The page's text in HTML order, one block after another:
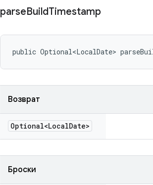
parseBuildTimestamp
public Optional<LocalDate>
Возврат
Optional<LocalDate>
Броски